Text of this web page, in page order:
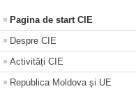
Pagina de start CIE
Despre CIE
Activități CIE
Republica Moldova și UE